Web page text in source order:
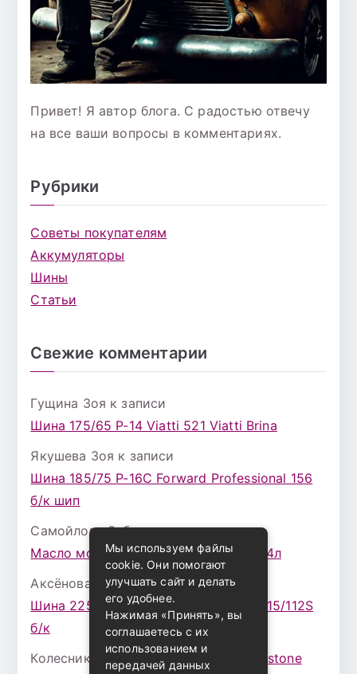
Привет! Я автор блога. С радостью отвечу
на все ваши вопросы в комментариях.
Рубрики
Советы покупателям
Аккумуляторы
Шины
Статьи
Свежие комментарии
Гущина Зоя к записи
Шина 175/65 Р-14 Viatti 521 Viatti Brina
Якушева Зоя к записи
Шина 185/75 Р-16С Forward Professional 156
б/к шип
Самойлова Забавак записи
Масло моторное ZIC X7 (A+) 10W30 4л
Аксёнова Адельк записи
Шина 225/75 Р-16 Nokian Rotiva HT 115/112S
б/к
Колесникова Аурикак записи Bridgestone
Мы используем файлы
cookie. Они помогают
улучшать сайт и делать
его удобнее.
Нажимая «Принять», вы
соглашаетесь с их
использованием и
передачей данных